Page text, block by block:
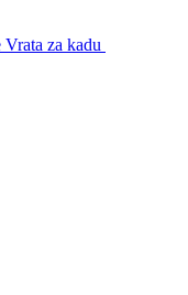
za kadu